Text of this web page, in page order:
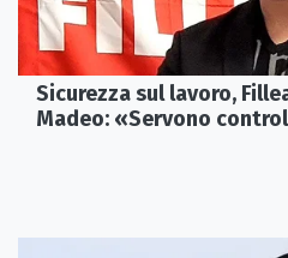
Sicurezza sul lavoro,
Madeo: «Servono